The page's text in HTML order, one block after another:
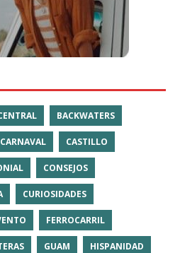
BACKWATERS
CARNAVAL CASTILLO
CONSEJOS
CURIOSIDADES
FERROCARRIL
GUAM HISPANIDAD